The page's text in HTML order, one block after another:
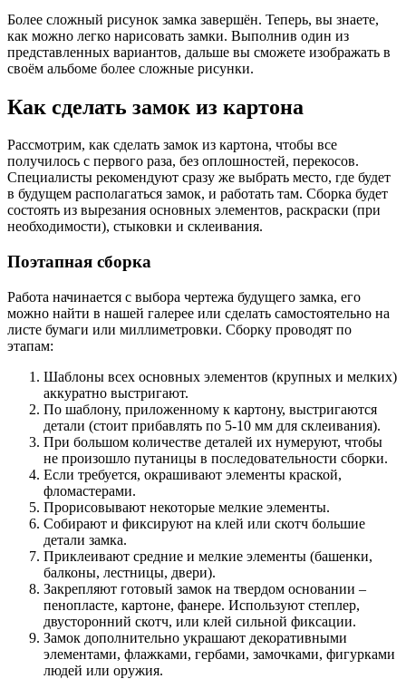
Более сложный рисунок замка завершён. Теперь, вы знаете,
как можно легко нарисовать замки. Выполнив один из
представленных вариантов, дальше вы сможете изображать в
своём альбоме более сложные рисунки.
Как сделать замок из картона
Рассмотрим, как сделать замок из картона, чтобы все
получилось с первого раза, без оплошностей, перекосов.
Специалисты рекомендуют сразу же выбрать место, где будет
в будущем располагаться замок, и работать там. Сборка будет
состоять из вырезания основных элементов, раскраски (при
необходимости), стыковки и склеивания.
Поэтапная сборка
Работа начинается с выбора чертежа будущего замка, его
можно найти в нашей галерее или сделать самостоятельно на
листе бумаги или миллиметровки. Сборку проводят по
этапам:
Шаблоны всех основных элементов (крупных и мелких)
аккуратно выстригают.
По шаблону, приложенному к картону, выстригаются
детали (стоит прибавлять по 5-10 мм для склеивания).
При большом количестве деталей их нумеруют, чтобы
не произошло путаницы в последовательности сборки.
Если требуется, окрашивают элементы краской,
фломастерами.
Прорисовывают некоторые мелкие элементы.
Собирают и фиксируют на клей или скотч большие
детали замка.
Приклеивают средние и мелкие элементы (башенки,
балконы, лестницы, двери).
Закрепляют готовый замок на твердом основании –
пенопласте, картоне, фанере. Используют степлер,
двусторонний скотч, или клей сильной фиксации.
Замок дополнительно украшают декоративными
элементами, флажками, гербами, замочками, фигурками
людей или оружия.